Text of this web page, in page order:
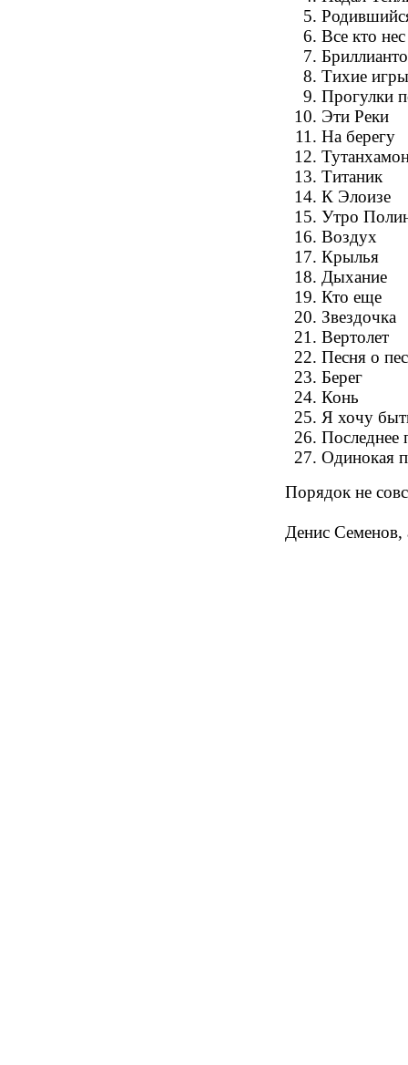
Все кто нес
Тихие игры
Прогулки
Эти Реки
На берегу
Титаник
К Элоизе
Утро
Воздух
Крылья
Дыхание
Кто еще
Звездочка
Вертолет
Песня о
Берег
Конь
Я хочу
Последнее
Одинокая
Порядок не
Денис Семенов,